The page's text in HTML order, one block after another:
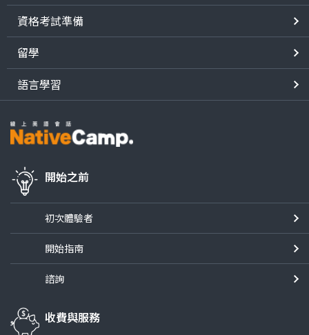
資格考試準備
留學
語言學習
開始之前
初次體驗者
開始指南
諮詢
收費與服務